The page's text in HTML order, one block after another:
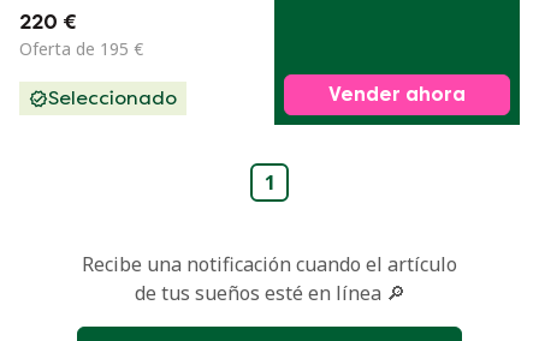
&#39;Barbados&#39;
A. Mangiarotti
220 €
Oferta de 195 €
Seleccionado Vender ahora
1
Recibe una notificación cuando el artículo
de tus sueños esté en línea 🔎